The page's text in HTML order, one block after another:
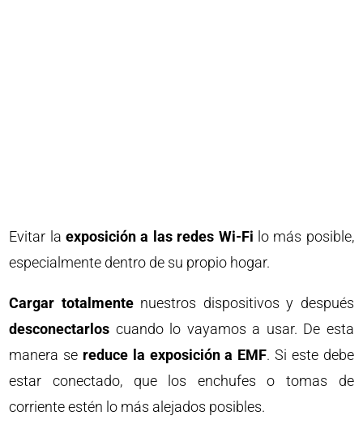
Evitar laexposición a las redes Wi-Fi lo más posible,
especialmente dentro de su propio hogar.
Cargar totalmentenuestros dispositivos y después
desconectarlos cuando lo vayamos a usar. De esta
manera se reduce la exposición a EMF. Si este debe
estar conectado, que los enchufes o tomas de
corriente estén lo más alejados posibles.